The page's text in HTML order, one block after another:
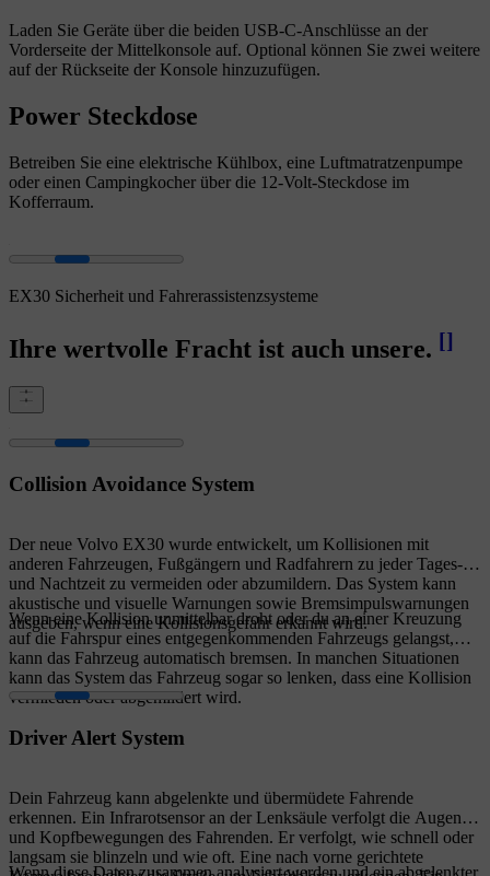
Laden Sie Geräte über die beiden USB-C-Anschlüsse an der
Vorderseite der Mittelkonsole auf. Optional können Sie zwei weitere
auf der Rückseite der Konsole hinzuzufügen.
Power Steckdose
Betreiben Sie eine elektrische Kühlbox, eine Luftmatratzenpumpe
oder einen Campingkocher über die 12-Volt-Steckdose im
Kofferraum.
EX30 Sicherheit und Fahrerassistenzsysteme
Ihre wertvolle Fracht ist auch unsere. []
Collision Avoidance System
Der neue Volvo EX30 wurde entwickelt, um Kollisionen mit
anderen Fahrzeugen, Fußgängern und Radfahrern zu jeder Tages-
und Nachtzeit zu vermeiden oder abzumildern. Das System kann
akustische und visuelle Warnungen sowie Bremsimpulswarnungen
ausgeben, wenn eine Kollisionsgefahr erkannt wird.
Wenn eine Kollision unmittelbar droht oder du an einer Kreuzung
auf die Fahrspur eines entgegenkommenden Fahrzeugs gelangst,
kann das Fahrzeug automatisch bremsen. In manchen Situationen
kann das System das Fahrzeug sogar so lenken, dass eine Kollision
vermieden oder abgemildert wird.
Driver Alert System
Dein Fahrzeug kann abgelenkte und übermüdete Fahrende
erkennen. Ein Infrarotsensor an der Lenksäule verfolgt die Augen-
und Kopfbewegungen des Fahrenden. Er verfolgt, wie schnell oder
langsam sie blinzeln und wie oft. Eine nach vorne gerichtete
Wenn diese Daten zusammen analysiert werden und ein abgelenkter